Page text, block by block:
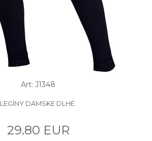
Art: J1348
LEGÍNY DÁMSKE DLHÉ.
29.80 EUR